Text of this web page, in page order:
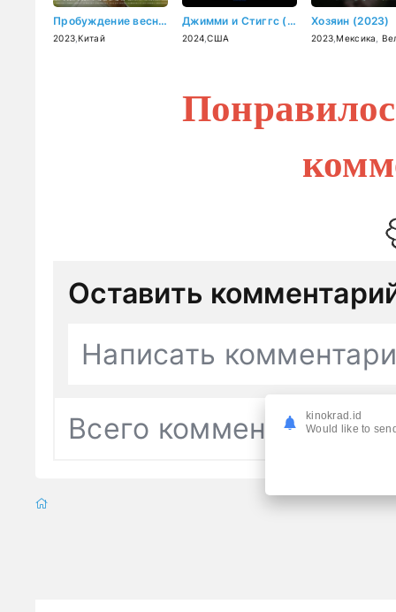
Пробуждение весны (2023)
2023 ,Китай
Джимми и Стиггс (2024)
2024 ,США
Хозяин (2023)
2023 ,Мексика
Оставить
Написать
Всего комментариев0
kinokrad.id
Would like to